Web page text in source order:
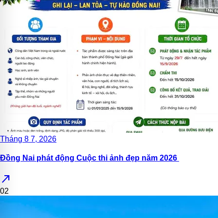
Tháng 8 7, 2026
Đồng Nai phát động Cuộc thi ảnh đẹp năm 2026
north_east
02